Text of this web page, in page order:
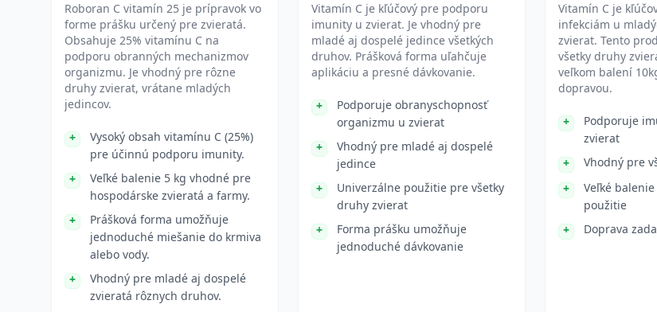
Roboran C vitamín 25 je prípravok vo
forme prášku určený pre zvieratá.
Obsahuje 25% vitamínu C na
podporu obranných mechanizmov
organizmu. Je vhodný pre rôzne
druhy zvierat, vrátane mladých
jedincov.
Vysoký obsah vitamínu C (25%)
pre účinnú podporu imunity.
Veľké balenie 5 kg vhodné pre
hospodárske zvieratá a farmy.
Prášková forma umožňuje
jednoduché miešanie do krmiva
alebo vody.
Vhodný pre mladé aj dospelé
zvieratá rôznych druhov.
Vitamín C je kľúčový pre podporu
imunity u zvierat. Je vhodný pre
mladé aj dospelé jedince všetkých
druhov. Prášková forma uľahčuje
aplikáciu a presné dávkovanie.
Podporuje obranyschopnosť
organizmu u zvierat
Vhodný pre mladé aj dospelé
jedince
Univerzálne použitie pre všetky
druhy zvierat
Forma prášku umožňuje
jednoduché dávkovanie
Vitamín C je
infekciám u
zvierat. Tento
všetky druhy
veľkom balení
dopravou.
Podporuje
zvierat
Vhodný pre
Veľké
použitie
Doprava